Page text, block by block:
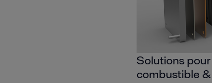
Solutions
combustible